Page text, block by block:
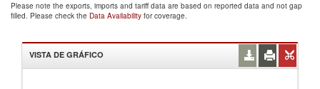
Please note the exports, imports and tariff data are based on reported data and not gap
filled. Please check the Data Availability for coverage.
VISTA DE GRÁFICO